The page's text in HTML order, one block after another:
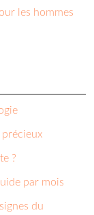
les hommes
précieux
?
par mois
du